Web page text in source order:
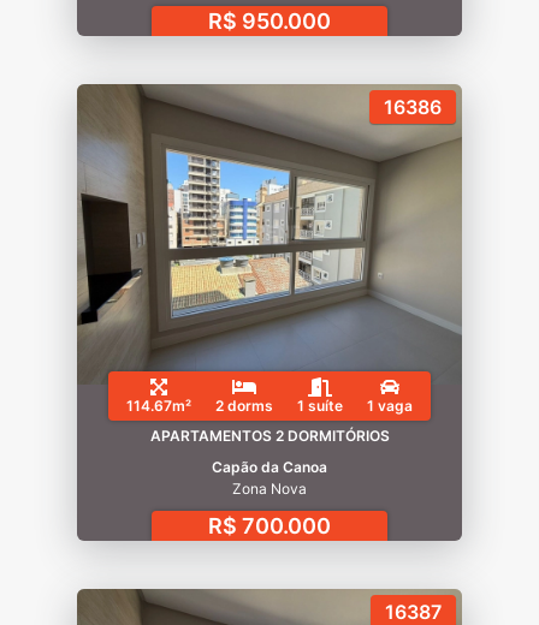
R$ 950.000
16386
114.67m² 2 dorms 1 suíte
1 vaga
APARTAMENTOS 2 DORMITÓRIOS
Capão da Canoa
Zona Nova
R$ 700.000
16387